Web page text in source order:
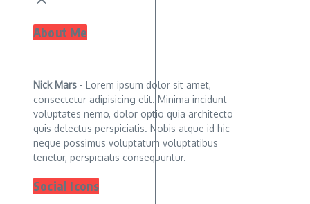
About Me
Nick Mars - Lorem ipsum dolor sit amet,
consectetur adipisicing elit. Minima incidunt
voluptates nemo, dolor optio quia architecto
quis delectus perspiciatis. Nobis atque id hic
neque possimus voluptatum voluptatibus
tenetur, perspiciatis consequuntur.
Social Icons